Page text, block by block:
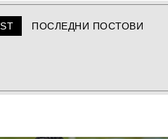
ПОСЛЕДНИ ПОСТОВИ